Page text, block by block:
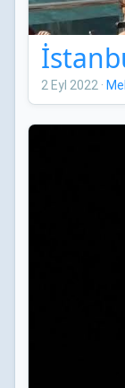
2 Eyl 2022 ·